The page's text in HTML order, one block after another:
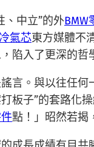
、中立”的外BMW
氣芯東方媒體不
陷入了更深的哲
言。與以往任
板子”的套路化
點！」昭然若揭